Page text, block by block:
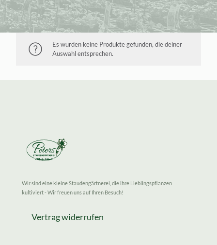
Es wurden keine Produkte gefunden, die deiner
Auswahl entsprechen.
Wir sind eine kleine Staudengärtnerei, die ihre Lieblingspflanzen
kultiviert - Wir freuen uns auf Ihren Besuch!
Vertrag widerrufen